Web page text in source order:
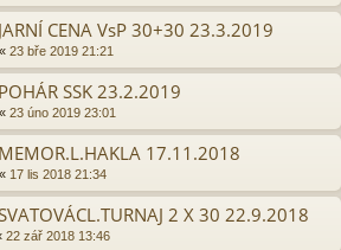
CENA VsP 30+30 23.3.2019
« 23 bře 2019 21:21
SSK 23.2.2019
« 23 úno 2019 23:01
17.11.2018
« 17 lis 2018 21:34
2 X 30 22.9.2018
22 zář 2018 13:46